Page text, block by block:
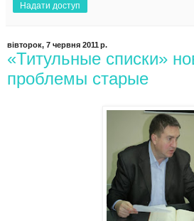
Надати доступ
вівторок, 7 червня 2011 р.
«Титульные списки»
проблемы старые